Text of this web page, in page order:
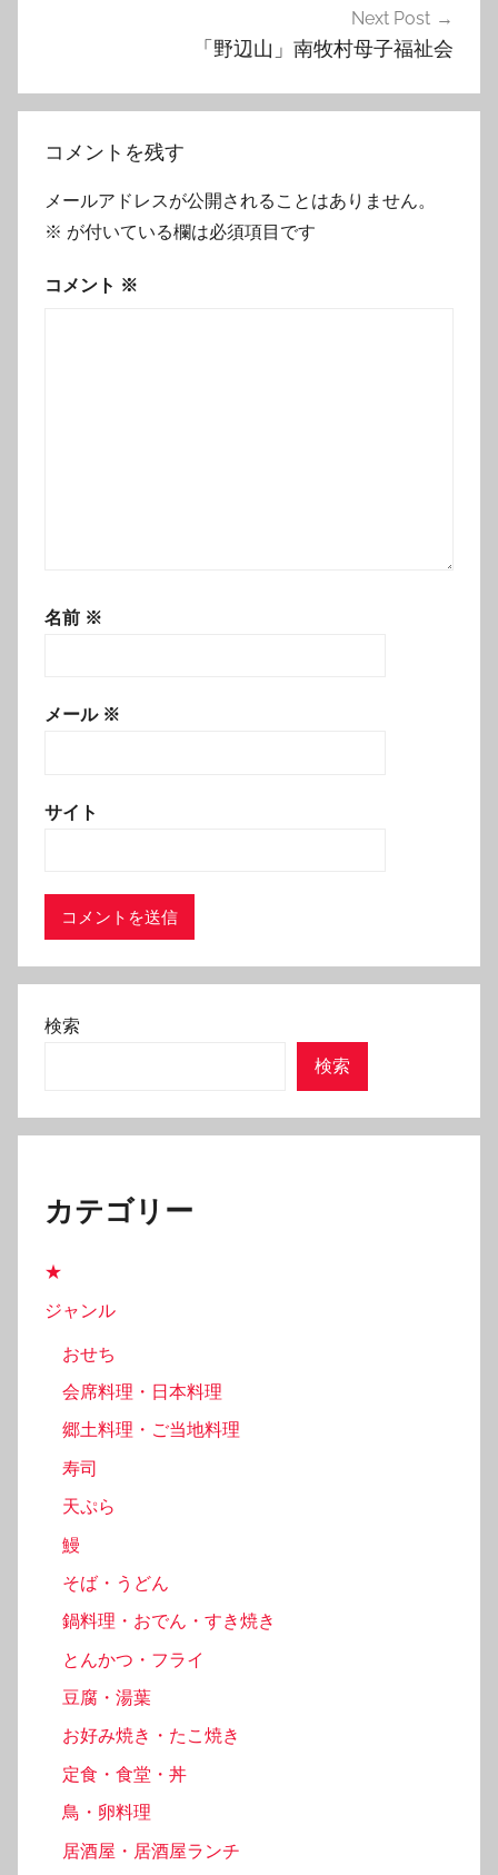
シ
Next Post
「野辺山」南牧村母子福祉会
コメントを残す
メールアドレスが公開されることはありません。
※ が付いている欄は必須項目です
コメント ※
名前 ※
メール ※
サイト
検索
検索
カテゴリー
★
ジャンル
おせち
会席料理・日本料理
郷土料理・ご当地料理
寿司
天ぷら
鰻
そば・うどん
鍋料理・おでん・すき焼き
とんかつ・フライ
豆腐・湯葉
お好み焼き・たこ焼き
定食・食堂・丼
鳥・卵料理
居酒屋・居酒屋ランチ